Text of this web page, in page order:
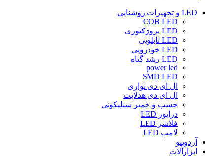
LED و تجهیزات روشنایی
COB LED
LED پروژکتوری
LED تابلویی
LED خودرویی
LED رشد گیاه
power led
SMD LED
ال ای دی نواری
ال ای دی هدلایت
چسب و خمیر سیلیکونی
درایور LED
فلاشر LED
لامپ LED
آردوینو
ابزارآلات